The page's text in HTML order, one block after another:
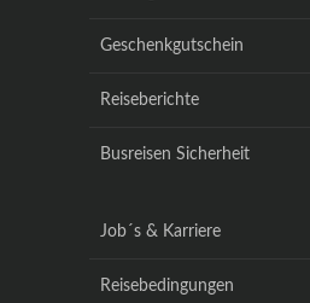
Geschenkgutschein
Reiseberichte
Busreisen Sicherheit
Job´s & Karriere
Reisebedingungen